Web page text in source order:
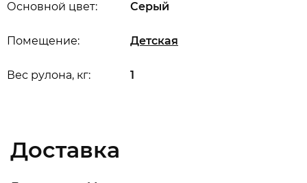
Вес рулона, кг: 1
Основной цвет: Серый
Помещение: Детская
Доставка